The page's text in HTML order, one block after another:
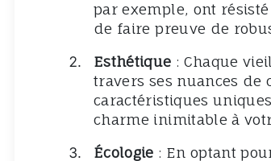
par exemple, ont
de faire preuve de
Esthétique : Chaque
travers ses nuances de
caractéristiques
charme inimitable à
Écologie : En optant